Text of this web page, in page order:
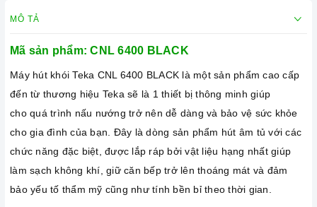
MÔ TẢ
Mã sản phẩm:CNL 6400 BLACK
Máy hút khói Teka CNL 6400 BLACK là một sản phẩm cao cấp
đến từ thương hiệu Teka sẽ là 1 thiết bị thông minh giúp
cho quá trình nấu nướng trở nên dễ dàng và bảo vệ sức khỏe
cho gia đình của bạn. Đây là dòng sản phẩm hút âm tủ với các
chức năng đặc biệt, được lắp ráp bởi vật liệu hạng nhất giúp
làm sạch không khí, giữ căn bếp trở lên thoáng mát và đảm
bảo yếu tố thẩm mỹ cũng như tính bền bỉ theo thời gian.